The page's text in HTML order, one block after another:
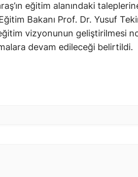
eğitim alanındaki
Bakanı Prof. Dr. Yusuf
vizyonunun geliştirilmesi
devam edileceği belirtildi.